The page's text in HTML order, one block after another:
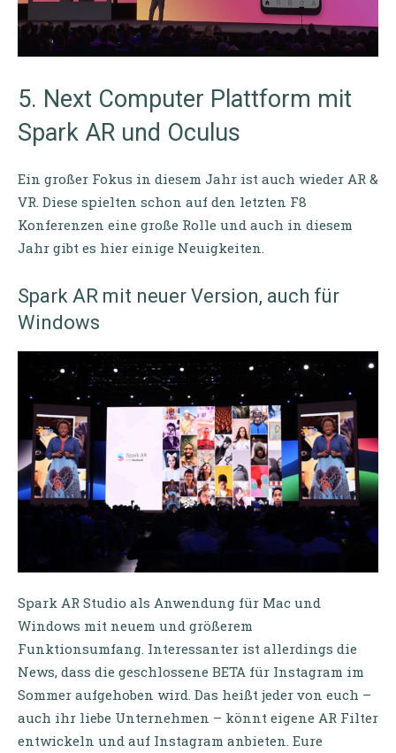
5. Next Computer Plattform mit
Spark AR und Oculus
Ein großer Fokus in diesem Jahr ist auch wieder AR &
VR. Diese spielten schon auf den letzten F8
Konferenzen eine große Rolle und auch in diesem
Jahr gibt es hier einige Neuigkeiten.
Spark AR mit neuer Version, auch für
Windows
Spark AR Studio als Anwendung für Mac und
Windows mit neuem und größerem
Funktionsumfang. Interessanter ist allerdings die
News, dass die geschlossene BETA für Instagram im
Sommer aufgehoben wird. Das heißt jeder von euch –
auch ihr liebe Unternehmen – könnt eigene AR Filter
entwickeln und auf Instagram anbieten. Eure